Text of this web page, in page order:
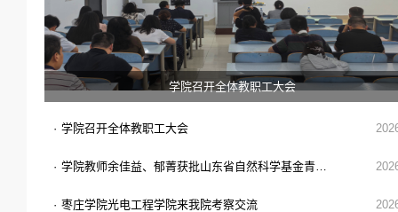
学院召开全体教职工大会
· 学院召开全体教职工大会
· 学院教师余佳益、郁菁获批山东省自然科学基金青年基金B类项目
· 枣庄学院光电工程学院来我院考察交流